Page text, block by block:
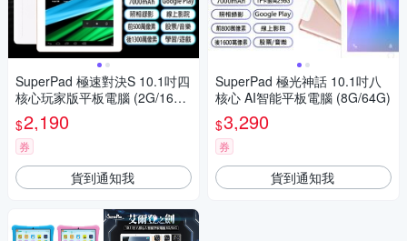
SuperPad 極速對決S 10.1吋四
核心玩家版平板電腦 (2G/16G)
-加碼贈專屬保護殼套
$2,190
券
貨到通知我
SuperPad 極光神話 10.1吋八
核心 AI智能平板電腦 (8G/64G)
$3,290
券
貨到通知我